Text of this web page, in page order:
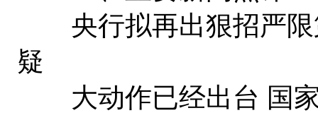
央行拟再出狠招严限
疑
大动作已经出台 国家